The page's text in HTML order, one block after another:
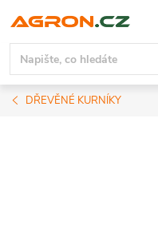
na
obsah
DŘEVĚNÉ KURNÍKY